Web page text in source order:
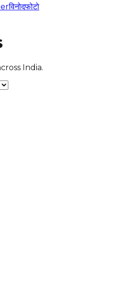
विनोदफोटो
India.